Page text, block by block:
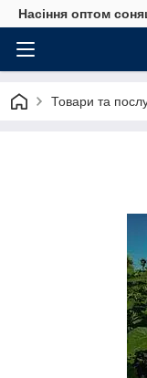
Насіння оптом
Товари та